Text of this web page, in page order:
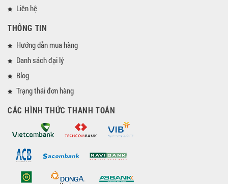
Liên hệ
THÔNG TIN
Hướng dẫn mua hàng
Danh sách đại lý
Blog
Trạng thái đơn hàng
CÁC HÌNH THỨC THANH TOÁN